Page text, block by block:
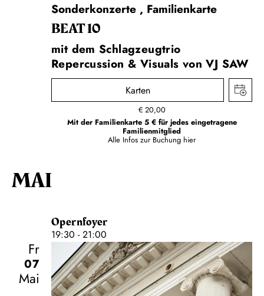
Sonderkonzerte , Familienkarte
BEAT 10
mit dem Schlagzeugtrio
Repercussion & Visuals von VJ SAW
Karten
€ 20,00
Mit der Familienkarte 5 € für jedes eingetragene
Familienmitglied
Alle Infos zur Buchung hier
MAI
Opernfoyer
19:30 - 21:00
Fr
07
Mai